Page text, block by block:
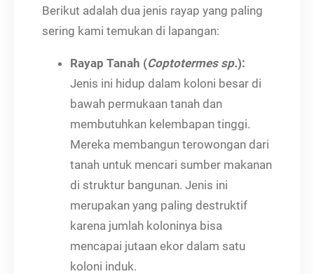
Berikut adalah dua jenis rayap yang paling
sering kami temukan di lapangan:
Rayap Tanah (Coptotermes sp.):
Jenis ini hidup dalam koloni besar di
bawah permukaan tanah dan
membutuhkan kelembapan tinggi.
Mereka membangun terowongan dari
tanah untuk mencari sumber makanan
di struktur bangunan. Jenis ini
merupakan yang paling destruktif
karena jumlah koloninya bisa
mencapai jutaan ekor dalam satu
koloni induk.